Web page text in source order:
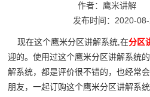
作者：鹰米讲解
发布时间：2020-
现在这个鹰米分区讲解系统,在分区
迎的。使用过这个鹰米分区讲解系统
解系统，都是评价很不错的，也经常
朋友，一起订购这个鹰米分区讲解系